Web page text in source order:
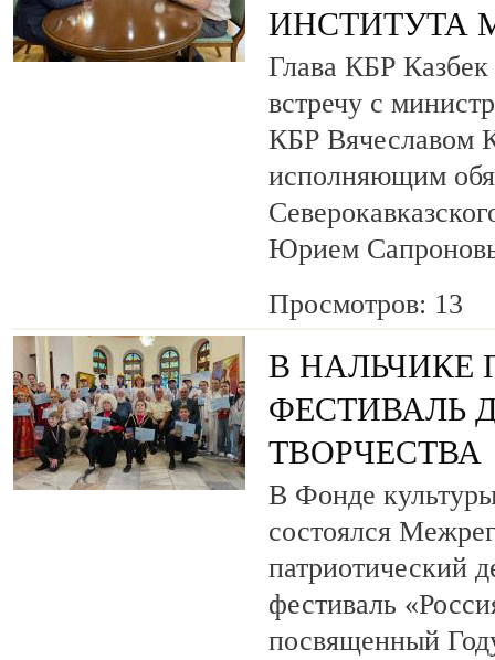
ИНСТИТУТА
Глава КБР
встречу с
КБР Вячеславом
исполняющим
Юрием
Просмотров: 13
В НАЛЬЧИКЕ
ФЕСТИВАЛЬ
ТВОРЧЕСТВА
В Фонде
состоялся
патриотический
фестиваль
посвященный